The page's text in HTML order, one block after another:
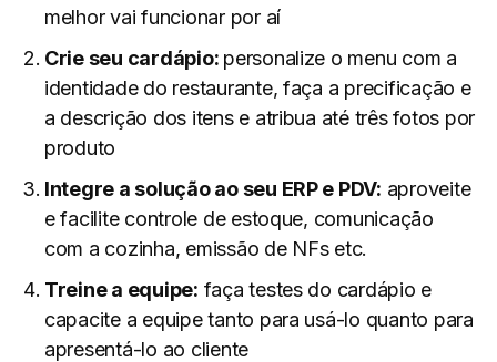
melhor vai funcionar por aí
Crie seu cardápio: personalize o menu com a
identidade do restaurante, faça a precificação e
a descrição dos itens e atribua até três fotos por
produto
Integre a solução ao seu ERP e PDV: aproveite
e facilite controle de estoque, comunicação
com a cozinha, emissão de NFs etc.
Treine a equipe: faça testes do cardápio e
capacite a equipe tanto para usá-lo quanto para
apresentá-lo ao cliente